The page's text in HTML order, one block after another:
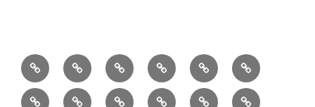
1/10：
材
料
10/10：
ジ
ュ
2/10：
製
作
3/10：
は
ぎ
4/10：
Ｈ
Ｍ
5/10：
事
業
6/10：
7/10：
8/10：
9/10：
creema ①